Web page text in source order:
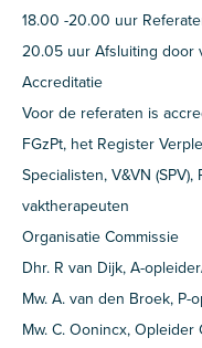
18.00 -20.00 uur
20.05 uur Afsluiting door
Accreditatie
Voor de referaten is
FGzPt, het Register
Specialisten, V&VN
vaktherapeuten
Organisatie Commissie
Dhr. R van Dijk, A-
Mw. A. van den Broek,
Mw. C. Oonincx,